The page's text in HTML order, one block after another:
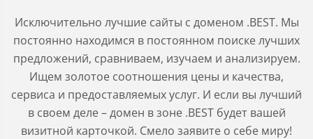
Исключительно лучшие сайты с доменом .BEST. Мы
постоянно находимся в постоянном поиске лучших
предложений, сравниваем, изучаем и анализируем.
Ищем золотое соотношения цены и качества,
сервиса и предоставляемых услуг. И если вы лучший
в своем деле – домен в зоне .BEST будет вашей
визитной карточкой. Смело заявите о себе миру!